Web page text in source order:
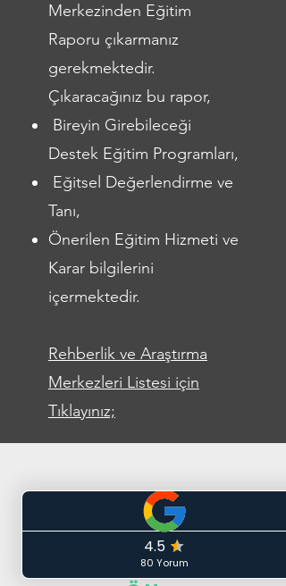
Merkezinden Eğitim
Raporu çıkarmanız
gerekmektedir.
Çıkaracağınız bu rapor,
Bireyin Girebileceği
Destek Eğitim Programları,
Eğitsel Değerlendirme ve
Tanı,
Önerilen Eğitim Hizmeti ve
Karar bilgilerini
içermektedir.
Rehberlik ve Araştırma
Merkezleri Listesi için
Tıklayınız;
Merkezİmİzden